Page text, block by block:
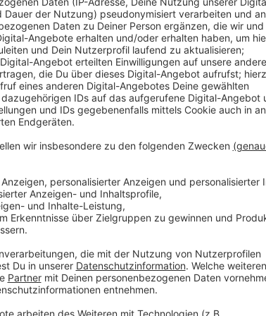
20 Menschen festgenommen
Anzeige
Update:
Die Polizei hat knapp 20 Menschen angetroffen
ersten Überprüfung hat sich der Verdacht erhärtet,
aus Nicht-EU-Ländern handelt, die mit gefälschten
arbeiten. Das meldet die Kreispolizei Borken.
Erstmeldung:
So viel Polizei wie heute (05.10.) sieht man am Dorf
Einsatz hat die Kreispolizei Verstärkung bekommen
Dorf Münsterland sind Arbeiter aus Osteuropa
oder haben Werksverträge und es besteht der